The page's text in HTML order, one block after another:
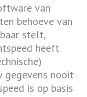
van
behoeve van
stelt,
heeft
gegevens nooit
is op basis